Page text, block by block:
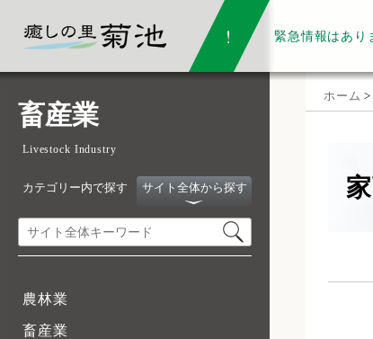
緊急情報はあり
畜産業
Livestock Industry
カテゴリー内で探す サイト全体から探す
農林業
畜産業
ホーム